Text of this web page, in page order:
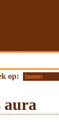
op:
aura